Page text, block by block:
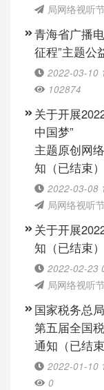
局网络视听
青海省广播
征程”主题公
2022-03-10
102874
关于开展
中国梦”
主题原创网
知（已结束）
2022-03-08
局网络视听
关于开展
知（已结束）
2022-02-23
局网络视听
国家税务总
第五届全国
通知（已结束
2022-01-10
0